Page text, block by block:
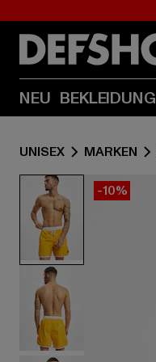
NEU BEKLEIDUNG
UNISEX MARKEN
-10%